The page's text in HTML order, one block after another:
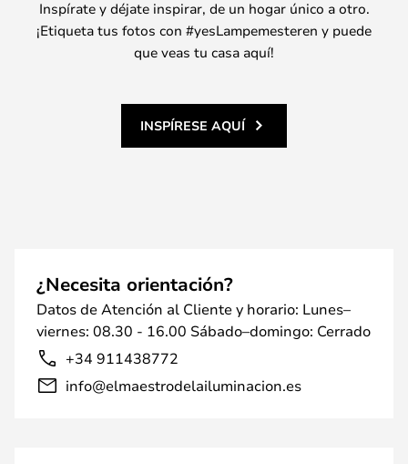
Inspírate y déjate inspirar, de un hogar único a otro.
¡Etiqueta tus fotos con #yesLampemesteren y puede
que veas tu casa aquí!
INSPÍRESE AQUÍ
¿Necesita orientación?
Datos de Atención al Cliente y horario: Lunes–
viernes: 08.30 - 16.00 Sábado–domingo: Cerrado
+34 911438772
info@elmaestrodelailuminacion.es